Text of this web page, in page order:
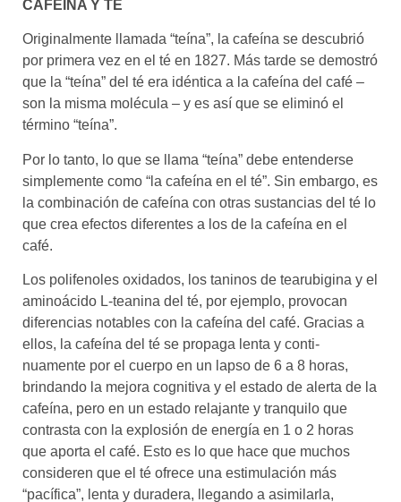
CAFEÍNA Y TÉ
Originalmente llamada “teína”, la cafeína se descubrió
por primera vez en el té en 1827. Más tarde se demostró
que la “teína” del té era idéntica a la cafeína del café –
son la misma molécula – y es así que se eliminó el
término “teína”.
Por lo tanto, lo que se llama “teína” debe entenderse
simplemente como “la cafeína en el té”. Sin embargo, es
la combinación de cafeína con otras sustancias del té lo
que crea efectos diferentes a los de la cafeína en el
café.
Los polifenoles oxidados, los taninos de tearubigina y el
aminoácido L-teanina del té, por ejemplo, provocan
diferencias notables con la cafeína del café. Gracias a
ellos, la cafeína del té se propaga lenta y conti-
nuamente por el cuerpo en un lapso de 6 a 8 horas,
brindando la mejora cognitiva y el estado de alerta de la
cafeína, pero en un estado relajante y tranquilo que
contrasta con la explosión de energía en 1 o 2 horas
que aporta el café. Esto es lo que hace que muchos
consideren que el té ofrece una estimulación más
“pacífica”, lenta y duradera, llegando a asimilarla,